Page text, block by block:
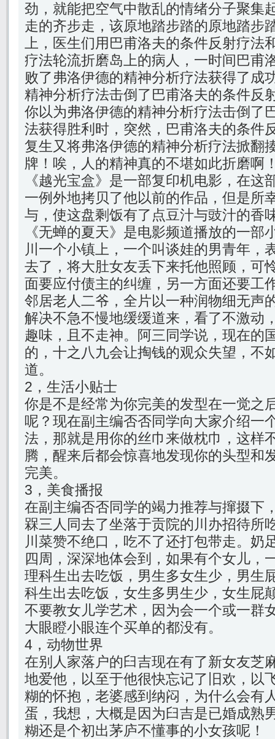
劲，就能把空气中散乱的情绪分子聚集
走的齐步走，该原地踏步踏的原地踏步
上，医生们用巴甫洛夫的条件反射疗法
疗法轮流折磨岛上的病人，一时间巴甫
败了弗洛伊德的精神分析疗法获得了成
精神分析疗法击倒了巴甫洛夫的条件反
你以为弗洛伊德的精神分析疗法击倒了
法获得胜利时，突然，巴甫洛夫的条件
复生又将弗洛伊德的精神分析疗法掀翻
牌！唉，人的精神真的不堪如此折磨啊
《越光宝盒》是一部复印机电影，在这
一例外地拷贝了他以前的作品，但是所
与，使这盘剩饭有了点豆汁与豉汁的香
《无蝉的夏天》是电影频道播放的一部
川一个小镇上，一个叫谈娃的男青年，
去了，将大肚女友丢下来托他照顾，可
面要应付债主的纠缠，另一方面还要工
邻居老人二爷，全片以一种润物细无声
解决不急不慢地缓缓道来，看了不激动
趣味，且不走神。阿三同学说，现在的
的，十之八九会让掏钱的观众失望，不
道。
2，生活小贴士
你是不是经常为你完美的发型在一觉之
呢？现在副主编否否同学向大家介绍一
法，那就是用你的丝巾来做枕巾，这样
腾，醒来后都会惊喜地发现你的头型和
完美。
3，美食播报
在副主编否否同学的竭力推荐与撺掇下
槑三人同去了坐落于贡院的川办招待所
川菜赞不绝口，吃不了还打包带走。奶
四周，深深地体会到，如果有个女儿，
理科生出去吃饭，男生多女生少，男生
科生出去吃饭，女生多男生少，女生屁
不要教女儿学艺术，因为会一个或一群
大眼瞪小眼连个买单的都没有。
4，动物世界
在别人家落户的臼吉现在有了新女友芝
地爱他，以至于他很快忘记了旧欢，以
糊的怀抱，老婆感到纳闷，为什么会有
蛋，我想，大概是因为臼吉是已婚成
糊还是个初出茅庐不懂事的小女孩呢！